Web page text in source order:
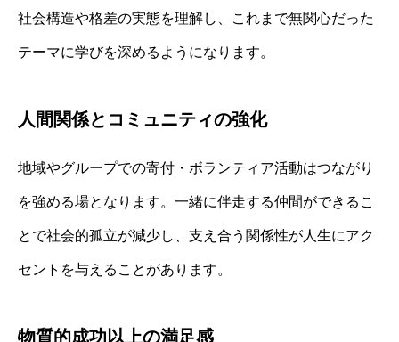
社会構造や格差の実態を理解し、これまで無関心だった
テーマに学びを深めるようになります。
人間関係とコミュニティの強化
地域やグループでの寄付・ボランティア活動はつながり
を強める場となります。一緒に伴走する仲間ができるこ
とで社会的孤立が減少し、支え合う関係性が人生にアク
セントを与えることがあります。
物質的成功以上の満足感